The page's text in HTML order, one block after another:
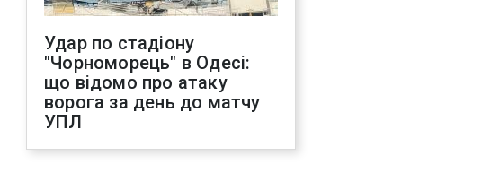
Удар по стадіону
"Чорноморець" в Одесі:
що відомо про атаку
ворога за день до матчу
УПЛ